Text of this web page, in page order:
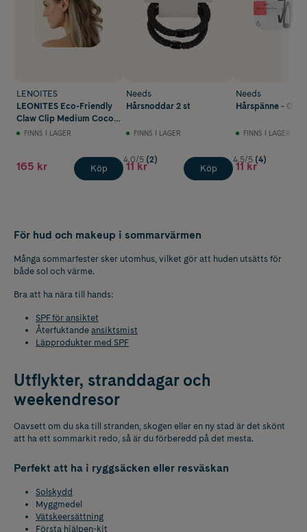
LENOITES
LEONITES Eco-Friendly
Claw Clip Medium Cocoa
Brown
FINNS I LAGER
165 kr Köp
Needs
Hårsnoddar 2 st
FINNS I LAGER
4.0/5 (2)
11 kr Köp
Needs
Hårspänne -
FINNS I LAGER
4.5/5 (4)
11 kr
För hud och makeup i sommarvärmen
Många sommarfester sker utomhus, vilket gör att huden utsätts för
både sol och värme.
Bra att ha nära till hands:
SPF för ansiktet
Återfuktande ansiktsmist
Läpprodukter med SPF
Utflykter, stranddagar och
weekendresor
Oavsett om du ska till stranden, skogen eller en ny stad är det skönt
att ha ett sommarkit redo, så är du förberedd på det mesta.
Perfekt att ha i ryggsäcken eller resväskan
Solskydd
Myggmedel
Vätskeersättning
Första hjälpen-kit